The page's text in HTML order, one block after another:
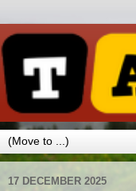
17 DECEMBER 2025